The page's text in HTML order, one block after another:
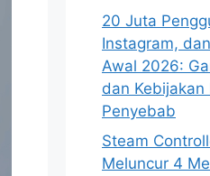
20 Juta
Instagram,
Awal 2026:
dan
Penyebab
Steam
Meluncur 4